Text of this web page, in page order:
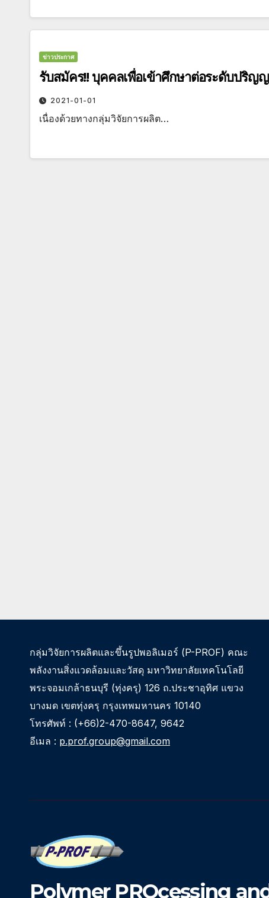
ข่าวประกาศ
รับสมัคร!! บุคคลเพื่อเข้าศึกษาต่อระดับปริญ
2021-01-01
เนื่องด้วยทางกลุ่มวิจัยการผลิต…
กลุ่มวิจัยการผลิตและขึ้นรูปพอลิเมอร์ (P-PROF) คณะ
พลังงานสิ่งแวดล้อมและวัสดุ มหาวิทยาลัยเทคโนโลยี
พระจอมเกล้าธนบุรี (ทุ่งครุ) 126 ถ.ประชาอุทิศ แขวง
บางมด เขตทุ่งครุ กรุงเทพมหานคร 10140
โทรศัพท์ : (+66)2-470-8647, 9642
อีเมล : p.prof.group@gmail.com
Polymer PROcessing